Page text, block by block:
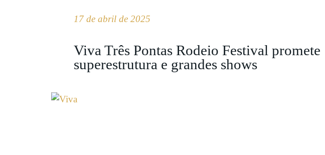
17 de abril de 2025
Viva Três Pontas Rodeio Festival promete
superestrutura e grandes shows